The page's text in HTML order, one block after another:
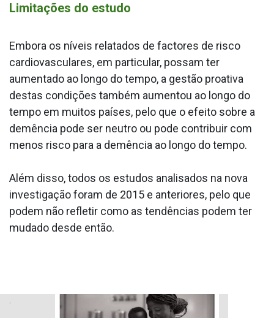
Limitações do estudo
Embora os níveis relatados de factores de risco
cardiovasculares, em particular, possam ter
aumentado ao longo do tempo, a gestão proativa
destas condições também aumentou ao longo do
tempo em muitos países, pelo que o efeito sobre a
demência pode ser neutro ou pode contribuir com
menos risco para a demência ao longo do tempo.
Além disso, todos os estudos analisados na nova
investigação foram de 2015 e anteriores, pelo que
podem não refletir como as tendências podem ter
mudado desde então.
.